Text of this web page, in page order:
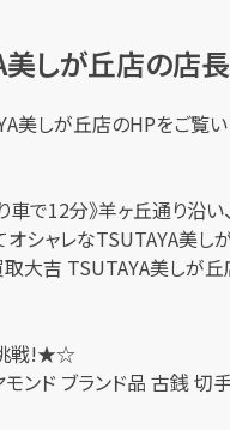
美しが丘店の店
美しが丘店のHPをご覧い
で12分》羊ヶ丘通り沿い
オシャレなTSUTAYA美し
大吉 TSUTAYA美しが丘
戦!★☆
ンド ブランド品 古銭 切